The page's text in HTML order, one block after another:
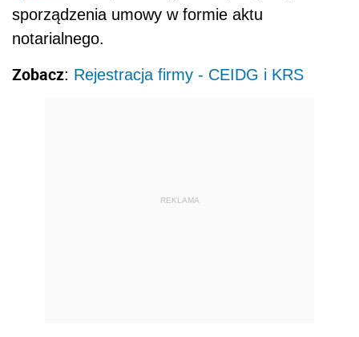
sporządzenia umowy w formie aktu
notarialnego.
Zobacz: Rejestracja firmy - CEIDG i KRS
REKLAMA